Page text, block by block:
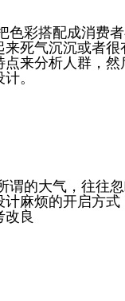
色彩搭配成消费者
来死气沉沉或者
点来分析人群，然
。
谓的大气，往往
计麻烦的开启方
改良